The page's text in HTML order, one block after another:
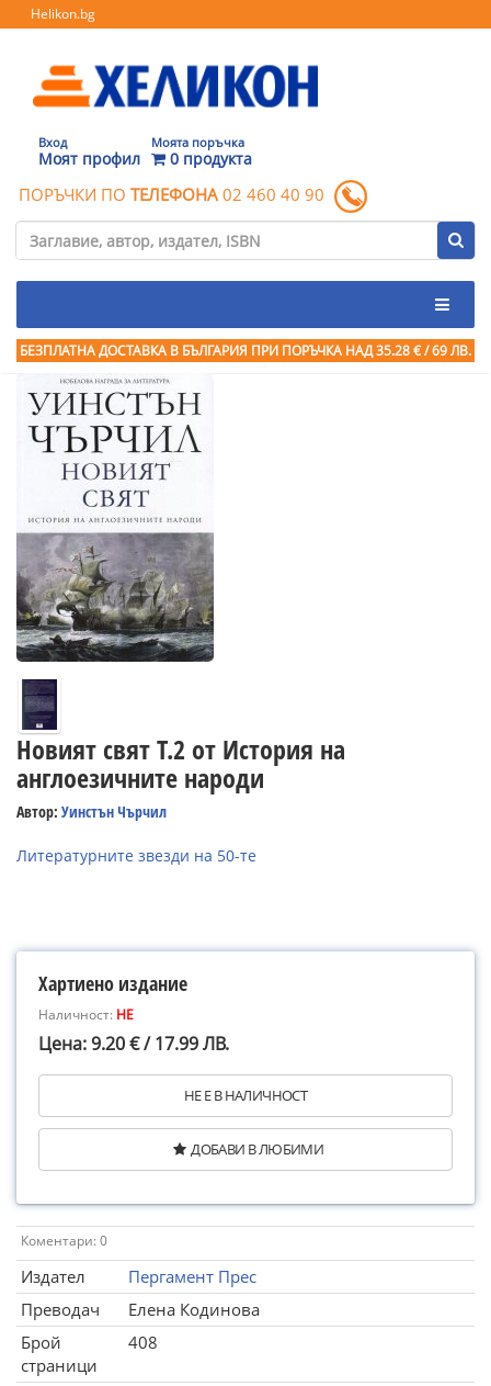
Helikon.bg
Вход
Моят профил
Моята поръчка
0 продукта
ПОРЪЧКИ ПО ТЕЛЕФОНА 02 460 40 90
БЕЗПЛАТНА ДОСТАВКА В БЪЛГАРИЯ ПРИ ПОРЪЧКА НАД 35.28 € / 69 ЛВ.
Новият свят Т.2 от История на
англоезичните народи
Автор: Уинстън Чърчил
Литературните звезди на 50-те
Хартиено издание
Наличност: НЕ
Цена: 9.20 € / 17.99 ЛВ.
НЕ Е В НАЛИЧНОСТ
ДОБАВИ В ЛЮБИМИ
Коментари: 0
Издател
Пергамент Прес
Преводач
Елена Кодинова
Брой
страници
408